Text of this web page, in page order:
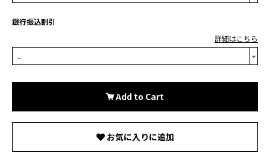
銀行振込割引
詳細はこちら
Add to Cart
お気に入りに追加